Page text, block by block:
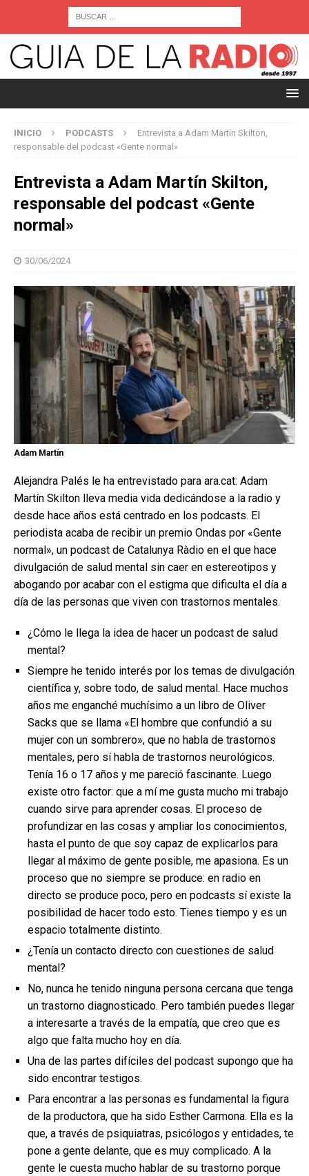
INICIO PODCASTS
Entrevista a Adam Martín Skilton,
responsable del podcast «Gente normal»
Entrevista a Adam Martín Skilton,
responsable del podcast «Gente
normal»
30/06/2024
Adam Martín
Alejandra Palés le ha entrevistado para ara.cat: Adam
Martín Skilton lleva media vida dedicándose a la radio y
desde hace años está centrado en los podcasts. El
periodista acaba de recibir un premio Ondas por «Gente
normal», un podcast de Catalunya Ràdio en el que hace
divulgación de salud mental sin caer en estereotipos y
abogando por acabar con el estigma que dificulta el día a
día de las personas que viven con trastornos mentales.
¿Cómo le llega la idea de hacer un podcast de salud
mental?
Siempre he tenido interés por los temas de divulgación
científica y, sobre todo, de salud mental. Hace muchos
años me enganché muchísimo a un libro de Oliver
Sacks que se llama «El hombre que confundió a su
mujer con un sombrero», que no habla de trastornos
mentales, pero sí habla de trastornos neurológicos.
Tenía 16 o 17 años y me pareció fascinante. Luego
existe otro factor: que a mí me gusta mucho mi trabajo
cuando sirve para aprender cosas. El proceso de
profundizar en las cosas y ampliar los conocimientos,
hasta el punto de que soy capaz de explicarlos para
llegar al máximo de gente posible, me apasiona. Es un
proceso que no siempre se produce: en radio en
directo se produce poco, pero en podcasts sí existe la
posibilidad de hacer todo esto. Tienes tiempo y es un
espacio totalmente distinto.
¿Tenía un contacto directo con cuestiones de salud
mental?
No, nunca he tenido ninguna persona cercana que tenga
un trastorno diagnosticado. Pero también puedes llegar
a interesarte a través de la empatía, que creo que es
algo que falta mucho hoy en día.
Una de las partes difíciles del podcast supongo que ha
sido encontrar testigos.
Para encontrar a las personas es fundamental la figura
de la productora, que ha sido Esther Carmona. Ella es la
que, a través de psiquiatras, psicólogos y entidades, te
pone a gente delante, que es muy complicado. A la
gente le cuesta mucho hablar de su trastorno porque